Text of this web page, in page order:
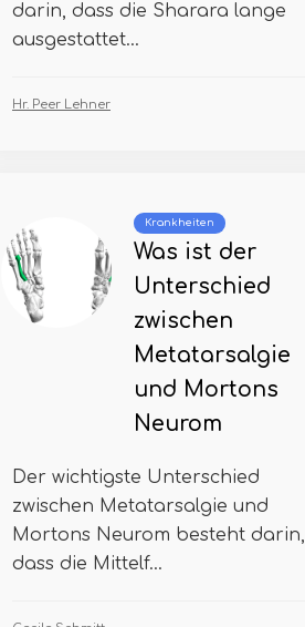
darin, dass die Sharara lange
ausgestattet...
Hr. Peer Lehner
Krankheiten
Was ist der
Unterschied
zwischen
Metatarsalgie
und Mortons
Neurom
Der wichtigste Unterschied
zwischen Metatarsalgie und
Mortons Neurom besteht darin,
dass die Mittelf...